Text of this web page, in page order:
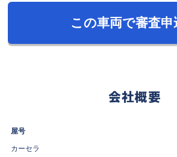
この車両で審査申
会社概要
屋号
カーセラ